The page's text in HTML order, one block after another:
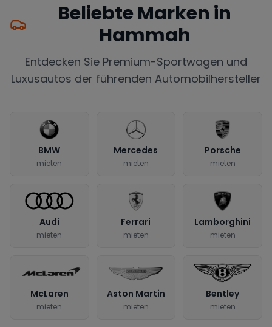
Beliebte Marken in
Hammah
Entdecken Sie Premium-Sportwagen und
Luxusautos der führenden Automobilhersteller
BMW
mieten
Mercedes
mieten
Porsche
mieten
Audi
mieten
Ferrari
mieten
Lamborghini
mieten
McLaren
mieten
Aston Martin
mieten
Bentley
mieten